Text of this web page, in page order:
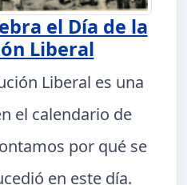
el Día de la
Liberal
Liberal es una
el calendario de
por qué se
en este día.